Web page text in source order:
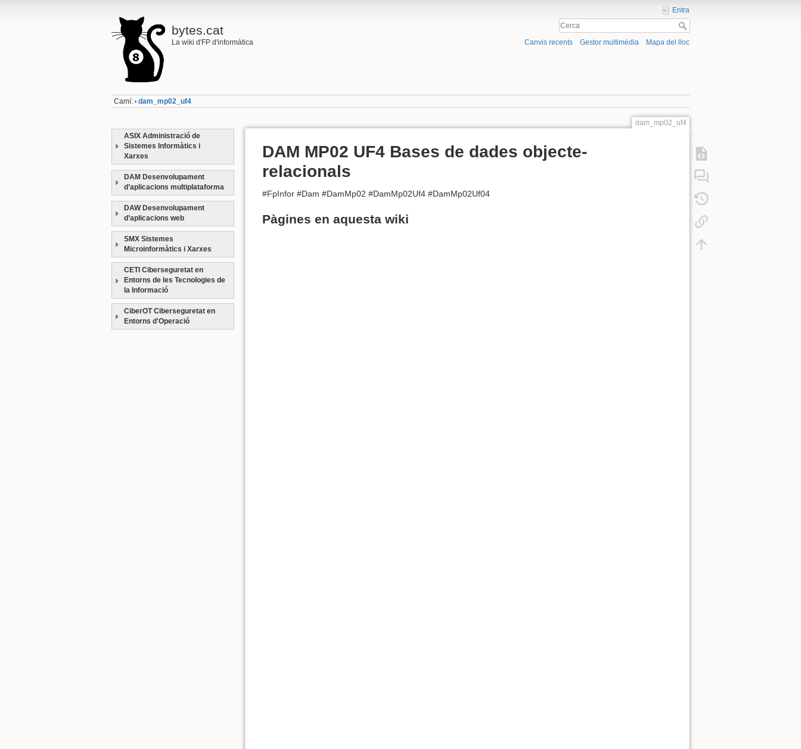
bytes.cat
La wiki d'FP d'informàtica
Entra
Canvis recents Gestor multimèdia Mapa del lloc
Camí: • dam_mp02_uf4
ASIX Administració de
Sistemes Informàtics i
Xarxes
DAM Desenvolupament
d’aplicacions multiplataforma
DAW Desenvolupament
d’aplicacions web
SMX Sistemes
Microinformàtics i Xarxes
CETI Ciberseguretat en
Entorns de les Tecnologies de
la Informació
CiberOT Ciberseguretat en
Entorns d'Operació
dam_mp02_uf4
DAM MP02 UF4 Bases de dades objecte-
relacionals
#FpInfor #Dam #DamMp02 #DamMp02Uf4 #DamMp02Uf04
Pàgines en aquesta wiki